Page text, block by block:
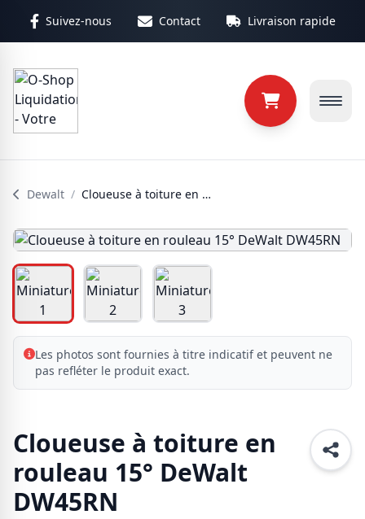
Suivez-nous Contact Livraison rapide
Dewalt / Cloueuse à toiture en rouleau 15° DeWalt DW45RN
Les photos sont fournies à titre indicatif et peuvent ne
pas refléter le produit exact.
Cloueuse à toiture en
rouleau 15° DeWalt
DW45RN